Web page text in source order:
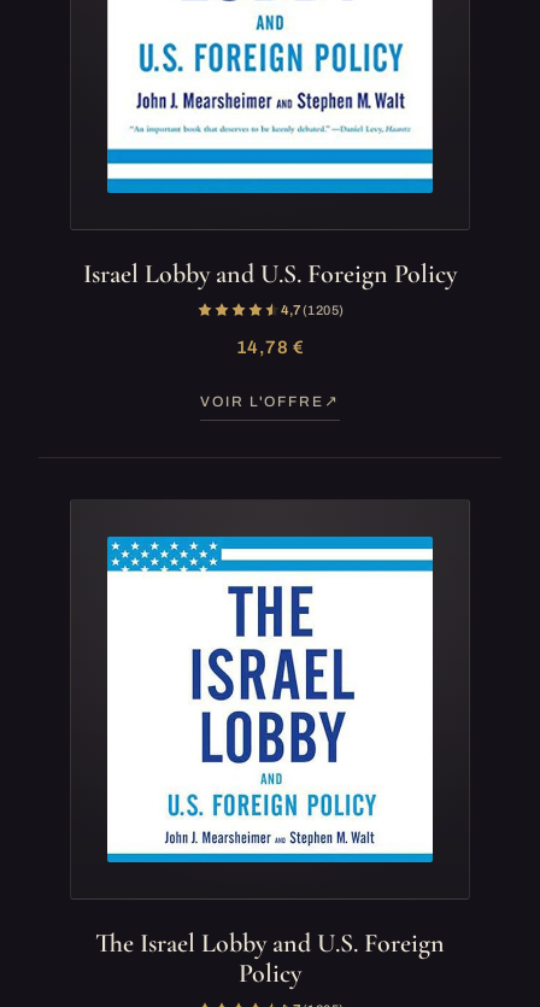
Israel Lobby and U.S. Foreign Policy
4,7(1 205)
14,78 €
VOIR L'OFFRE
The Israel Lobby and U.S. Foreign
Policy